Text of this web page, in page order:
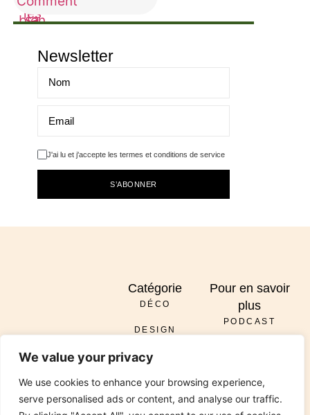
We value your privacy
We use cookies to enhance your browsing experience,
serve personalised ads or content, and analyse our traffic.
Newsletter
J'ai lu et j'accepte les termes et conditions de service
S’ABONNER
Catégorie
DÉCO
DESIGN
DIY
RÉNOVATION
JARDIN
Pour en savoir
plus
PODCAST
CONTACT